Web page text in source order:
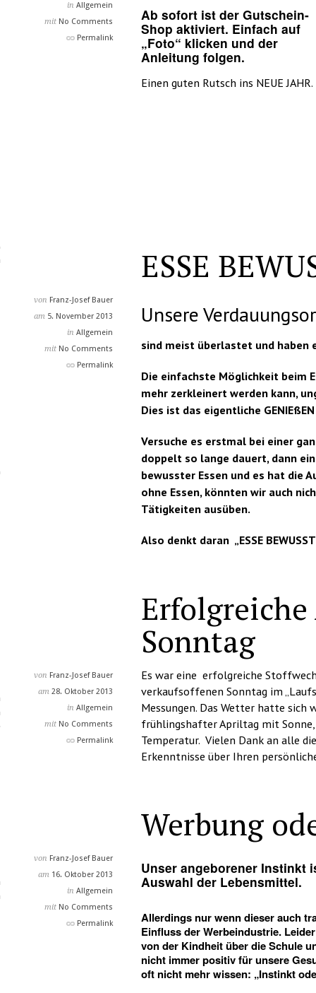
in Allgemein
mit No Comments
Permalink
Ab sofort ist der Gutschein-
Shop aktiviert. Einfach auf
„Foto“ klicken und der
Anleitung folgen.
Einen guten Rutsch ins NEUE JAHR.
ESSE
von Franz-Josef Bauer
am 5. November 2013
in Allgemein
mit No Comments
Permalink
Unsere
sind meist überlastet und haben
Die einfachste Möglichkeit beim
mehr zerkleinert werden kann,
Dies ist das eigentliche
Versuche es erstmal bei einer
doppelt so lange dauert, dann
bewusster Essen und es hat die
ohne Essen, könnten wir auch
Tätigkeiten ausüben.
Also denkt daran „ESSE
Sonntag
von Franz-Josef Bauer
am 28. Oktober 2013
in Allgemein
mit No Comments
Permalink
Es war eine erfolgreiche
verkaufsoffenen Sonntag im
Messungen. Das Wetter hatte
frühlingshafter Apriltag mit Sonne,
Temperatur. Vielen Dank an alle
Erkenntnisse über Ihren
Werbung
von Franz-Josef Bauer
am 16. Oktober 2013
in Allgemein
mit No Comments
Permalink
Unser angeborener Instinkt
Auswahl der Lebensmittel.
Allerdings nur wenn dieser auch
Einfluss der Werbeindustrie.
von der Kindheit über die Schule
nicht immer positiv für unsere
oft nicht mehr wissen: „Instinkt